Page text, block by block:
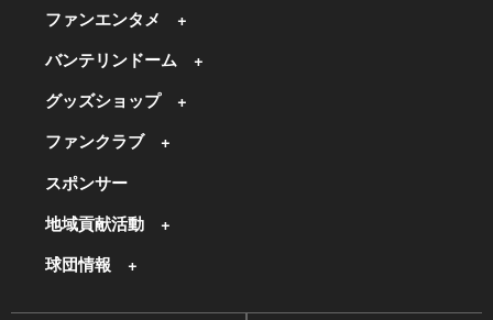
ファンエンタメ
バンテリンドーム
グッズショップ
ファンクラブ
スポンサー
地域貢献活動
球団情報